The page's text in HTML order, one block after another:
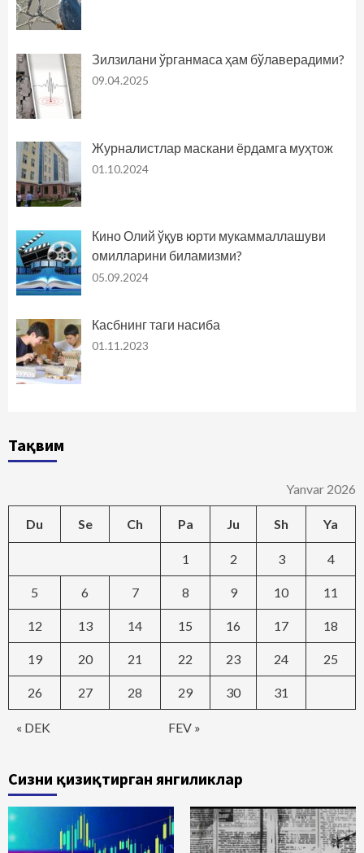
Зилзилани ўрганмаса ҳам бўлаверадими?
09.04.2025
Журналистлар маскани ёрдамга муҳтож
01.10.2024
Кино Олий ўқув юрти мукаммаллашуви
омилларини биламизми?
05.09.2024
Касбнинг таги насиба
01.11.2023
Тақвим
Yanvar 2026
Du Se Ch Pa Ju Sh Ya
« DEK FEV »
1 2 3 4
5 6 7 8 9 10 11
12 13 14 15 16 17 18
19 20 21 22 23 24 25
26 27 28 29 30 31
Сизни қизиқтирган янгиликлар